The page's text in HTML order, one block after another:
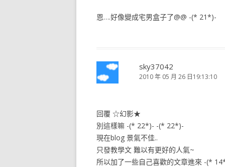
恩….好像變成宅男盒子了@@ -(* 21*)-
sky37042
2010 年 05 月 26 日19:13:10
回覆 ☆幻影★
別這樣嘛 -(* 22*)- -(* 22*)-
現在blog 景氣不佳..
只發教學文 難以有更好的人氣~
所以加了一些自己喜歡的文章進來 -(*